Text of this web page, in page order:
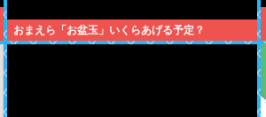
おまえら「お盆玉」いくらあげる予定？